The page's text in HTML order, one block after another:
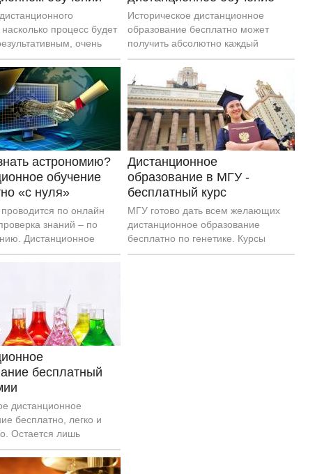
процесс будет
очень
является
представление
Историческое дистанционное
образование бесплатно может
получить абсолютно каждый
желающий. Вы до сих пор не
верите в это? А зря.
астрономию?
обучение
«с нуля»
по онлайн
знаний – по
Дистанционное
оно включает
строения звезд,
и так далее.
Дистанционное
образование в МГУ -
бесплатный курс
МГУ готово дать всем желающих
дистанционное образование
бесплатно по генетике. Курсы
пройдут в виде онлайн-лекций.
бесплатный
дистанционное
бесплатно, легко и
Остается лишь
и приступить к